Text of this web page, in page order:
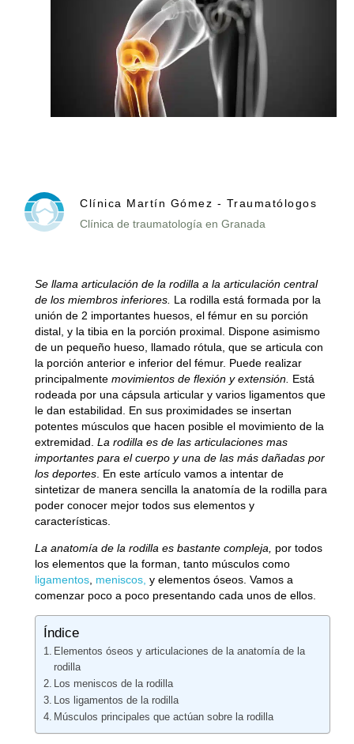
Clínica Martín Gómez - Traumatólogos
Clínica de traumatología en Granada
Se llama articulación de la rodilla a la articulación central
de los miembros inferiores. La rodilla está formada por la
unión de 2 importantes huesos, el fémur en su porción
distal, y la tibia en la porción proximal. Dispone asimismo
de un pequeño hueso, llamado rótula, que se articula con
la porción anterior e inferior del fémur. Puede realizar
principalmente movimientos de flexión y extensión. Está
rodeada por una cápsula articular y varios ligamentos que
le dan estabilidad. En sus proximidades se insertan
potentes músculos que hacen posible el movimiento de la
extremidad. La rodilla es de las articulaciones mas
importantes para el cuerpo y una de las más dañadas por
los deportes. En este artículo vamos a intentar de
sintetizar de manera sencilla la anatomía de la rodilla para
poder conocer mejor todos sus elementos y
características.
La anatomía de la rodilla es bastante compleja, por todos
los elementos que la forman, tanto músculos como
ligamentos, meniscos, y elementos óseos. Vamos a
comenzar poco a poco presentando cada unos de ellos.
Índice
Elementos óseos y articulaciones de la anatomía de la
rodilla
Los meniscos de la rodilla
Los ligamentos de la rodilla
Músculos principales que actúan sobre la rodilla